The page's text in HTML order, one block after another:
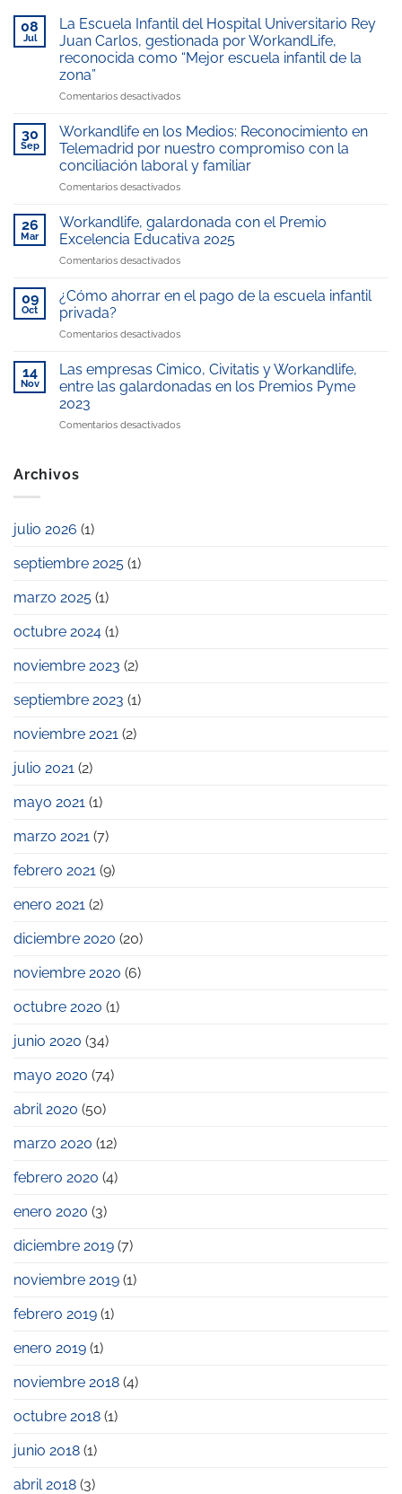
08
Jul
La Escuela Infantil del Hospital Universitario Rey
Juan Carlos, gestionada por WorkandLife,
reconocida como “Mejor escuela infantil de la
zona”
Comentarios desactivadosen
Escuela
Infantil
del
Hospital
Universitario
Juan
Carlos,
gestionada
por
reconocida
escuela
de
la
30
Sep
Workandlife en los Medios: Reconocimiento en
Telemadrid por nuestro compromiso con la
conciliación laboral y familiar
Comentarios desactivadosen
en
los
Medios:
Reconocimiento
Telemadrid
compromiso
la
conciliación
familiar
26
Mar
Workandlife, galardonada con el Premio
Excelencia Educativa 2025
Comentarios desactivadosen
galardonada
Premio
Educativa
2025
09
Oct
¿Cómo ahorrar en el pago de la escuela infantil
privada?
Comentarios desactivadosen
ahorrar
el
de
14
Nov
Las empresas Cimico, Civitatis y Workandlife,
entre las galardonadas en los Premios Pyme
2023
Comentarios desactivadosen
Archivos
julio 2026 (1)
septiembre 2025 (1)
marzo 2025 (1)
octubre 2024 (1)
noviembre 2023 (2)
septiembre 2023 (1)
noviembre 2021 (2)
julio 2021 (2)
mayo 2021 (1)
marzo 2021 (7)
febrero 2021 (9)
enero 2021 (2)
diciembre 2020 (20)
noviembre 2020 (6)
octubre 2020 (1)
junio 2020 (34)
mayo 2020 (74)
abril 2020 (50)
marzo 2020 (12)
febrero 2020 (4)
enero 2020 (3)
diciembre 2019 (7)
noviembre 2019 (1)
febrero 2019 (1)
enero 2019 (1)
noviembre 2018 (4)
octubre 2018 (1)
junio 2018 (1)
abril 2018 (3)